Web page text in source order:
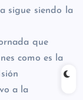
sigue siendo la
que
como es la
a la